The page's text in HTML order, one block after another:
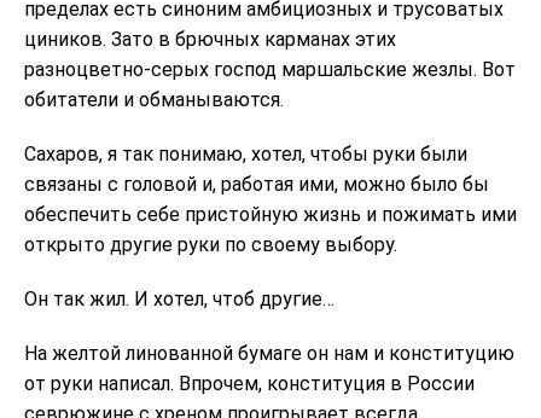
пределах есть синоним амбициозных и трусоватых
циников. Зато в брючных карманах этих
разноцветно-серых господ маршальские жезлы. Вот
обитатели и обманываются.
Сахаров, я так понимаю, хотел, чтобы руки были
связаны с головой и, работая ими, можно было бы
обеспечить себе пристойную жизнь и пожимать ими
открыто другие руки по своему выбору.
Он так жил. И хотел, чтоб другие…
На желтой линованной бумаге он нам и конституцию
от руки написал. Впрочем, конституция в России